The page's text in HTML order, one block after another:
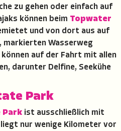
zu gehen oder einfach auf
können beim Topwater
und von dort aus auf
markierten Wasserweg
auf der Fahrt mit allen
darunter Delfine, Seekühe
Park
Park ist ausschließlich mit
nur wenige Kilometer vor